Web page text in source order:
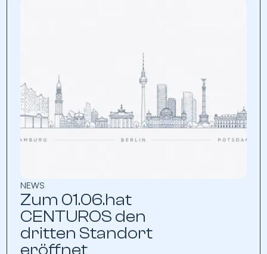
NEWS
Zum 01.06.hat
CENTUROS den
dritten Standort
eröffnet